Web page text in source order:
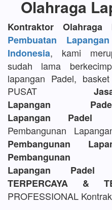
Olahraga
Kontraktor Olahraga
Pembuatan
Indonesia, kami
sudah lama
lapangan Padel,
PUSAT
Lapangan
Lapangan Padel
Pembangunan
Pembangunan
Pembangunan
Lapangan Padel
TERPERCAYA &
PROFESSIONAL